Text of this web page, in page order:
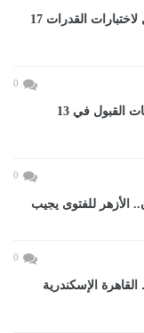
تنسيق الجامعات 2026.. إتاحة التسجيل لاختبارات القدرات 17
0
تنسيق الثانوى العام 2027.. اعرف درجات القبول في 13
0
الأزهر للفتوى يجيب
0
الإسكندرية